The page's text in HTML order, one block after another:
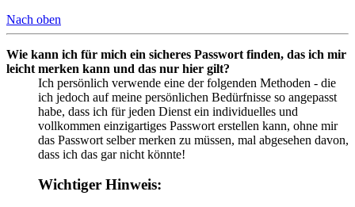
Nach oben
Wie kann ich für mich ein sicheres Passwort finden, das ich mir
leicht merken kann und das nur hier gilt?
Ich persönlich verwende eine der folgenden Methoden - die
ich jedoch auf meine persönlichen Bedürfnisse so angepasst
habe, dass ich für jeden Dienst ein individuelles und
vollkommen einzigartiges Passwort erstellen kann, ohne mir
das Passwort selber merken zu müssen, mal abgesehen davon,
dass ich das gar nicht könnte!
Wichtiger Hinweis: